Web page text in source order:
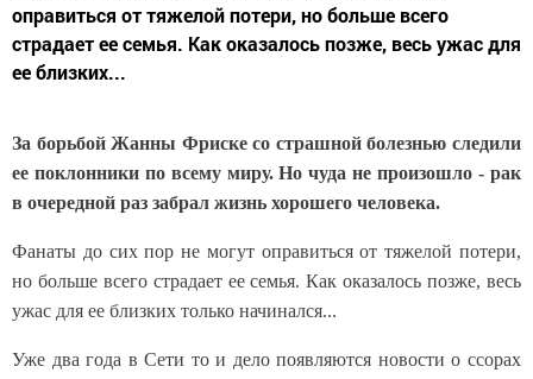
оправиться от тяжелой потери, но больше всего
страдает ее семья. Как оказалось позже, весь ужас для
ее близких...
За борьбой Жанны Фриске со страшной болезнью следили
ее поклонники по всему миру. Но чуда не произошло - рак
в очередной раз забрал жизнь хорошего человека.
Фанаты до сих пор не могут оправиться от тяжелой потери,
но больше всего страдает ее семья. Как оказалось позже, весь
ужас для ее близких только начинался...
Уже два года в Сети то и дело появляются новости о ссорах